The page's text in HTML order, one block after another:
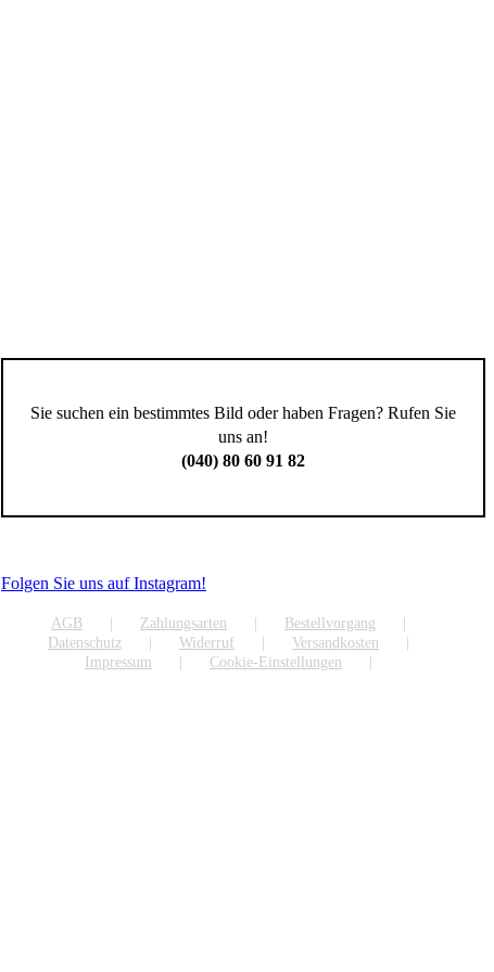
Sie suchen ein bestimmtes Bild oder haben Fragen? Rufen Sie
uns an!
(040) 80 60 91 82
Folgen Sie uns auf Instagram!
AGB Zahlungsarten
Bestellvorgang
Datenschutz
Widerruf
Versandkosten
Impressum
Cookie-Einstellungen